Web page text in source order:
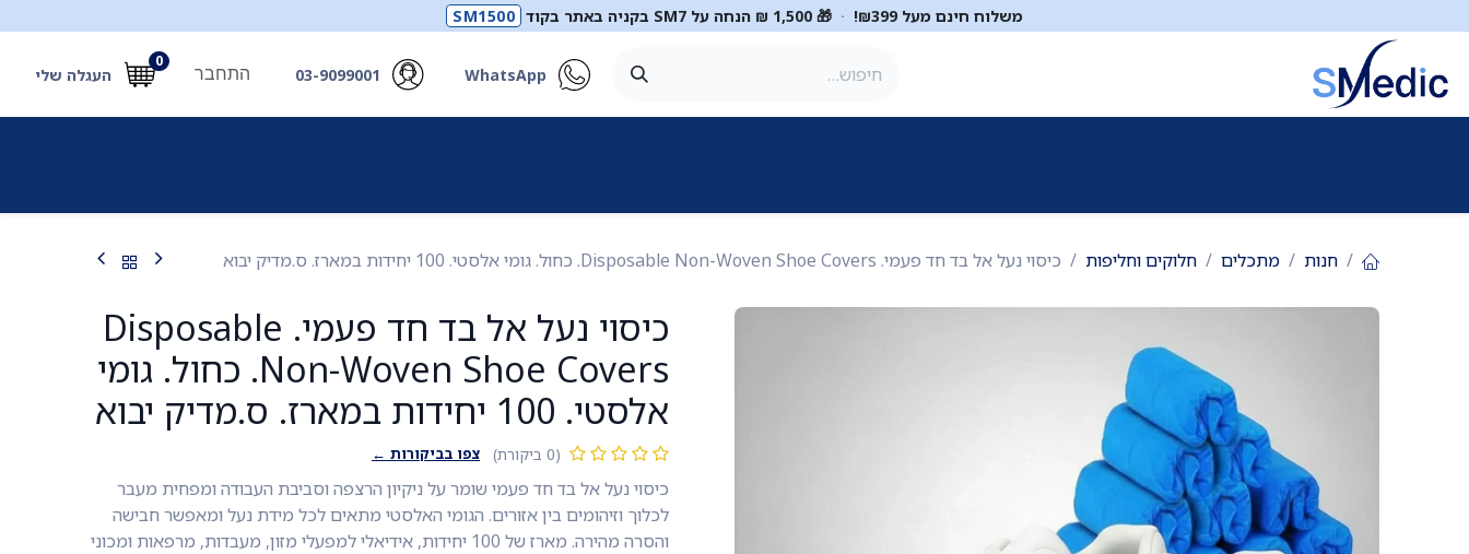
משלוח חינם מעל ₪399! · 🎁 1,500 ₪ הנחה על SM7 בקניה באתר בקוד SM1500
WhatsApp
03-9099001
0
העגלה שלי התחבר
חנות מתכלים חלוקים וחליפות כיסוי נעל אל בד חד פעמי. Disposable Non-Woven Shoe Covers. כחול. גומי אלסטי. 100 יחידות במארז. ס.מדיק יבוא
כיסוי נעל אל בד חד פעמי. Disposable
Non-Woven Shoe Covers. כחול. גומי
אלסטי. 100 יחידות במארז. ס.מדיק יבוא
(0 ביקורת) צפו בביקורות ←
כיסוי נעל אל בד חד פעמי שומר על ניקיון הרצפה וסביבת העבודה ומפחית מעבר
לכלוך וזיהומים בין אזורים. הגומי האלסטי מתאים לכל מידת נעל ומאפשר חבישה
והסרה מהירה. מארז של 100 יחידות, אידיאלי למפעלי מזון, מעבדות, מרפאות ומכוני